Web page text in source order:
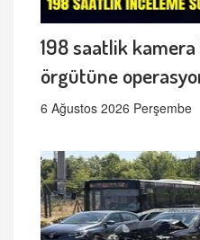
198 saatlik
örgütüne
6 Ağustos 2026 Perşembe